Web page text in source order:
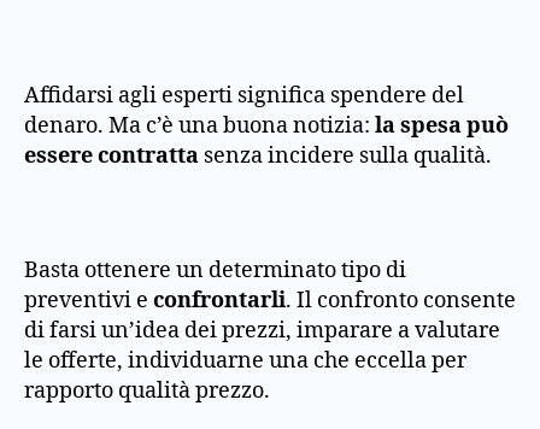
Affidarsi agli esperti significa spendere del
denaro. Ma c’è una buona notizia: la spesa può
essere contratta senza incidere sulla qualità.
Basta ottenere un determinato tipo di
preventivi e confrontarli. Il confronto consente
di farsi un’idea dei prezzi, imparare a valutare
le offerte, individuarne una che eccella per
rapporto qualità prezzo.